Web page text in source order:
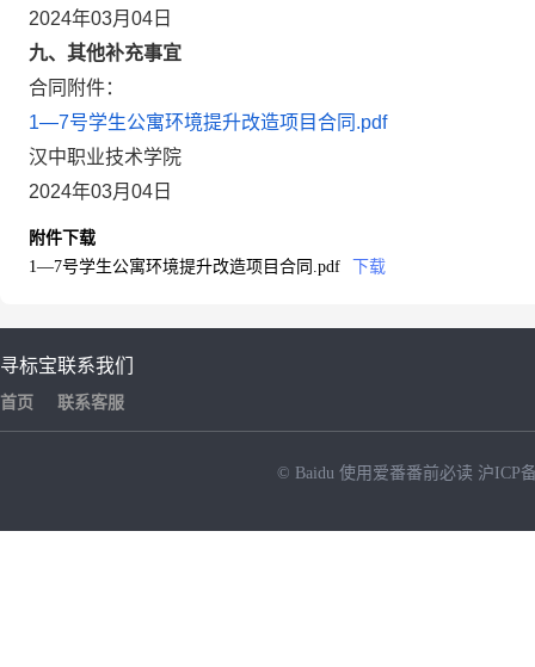
2024年03月04日
九、其他补充事宜
合同附件：
1—7号学生公寓环境提升改造项目合同.pdf
汉中职业技术学院
2024年03月04日
附件下载
1—7号学生公寓环境提升改造项目合同.pdf
下载
寻标宝
首页
联系我们
联系客服
© Baidu 使用爱番番前必读 沪ICP